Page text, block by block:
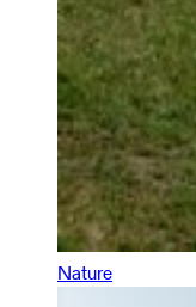
Nature